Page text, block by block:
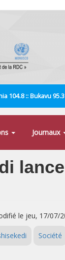
104.8 :: Bukavu
Journaux
le jeu, 17/07/
Société